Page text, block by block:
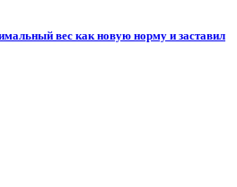
вес как новую норму и заставил